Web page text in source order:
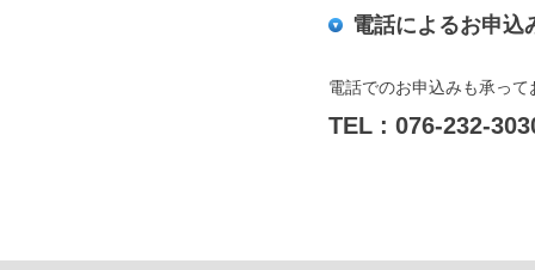
電話によるお申込
電話でのお申込みも承って
TEL : 076-232-